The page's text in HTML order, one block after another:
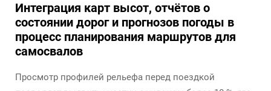
Интеграция карт высот, отчётов о
состоянии дорог и прогнозов погоды в
процесс планирования маршрутов для
самосвалов
Просмотр профилей рельефа перед поездкой